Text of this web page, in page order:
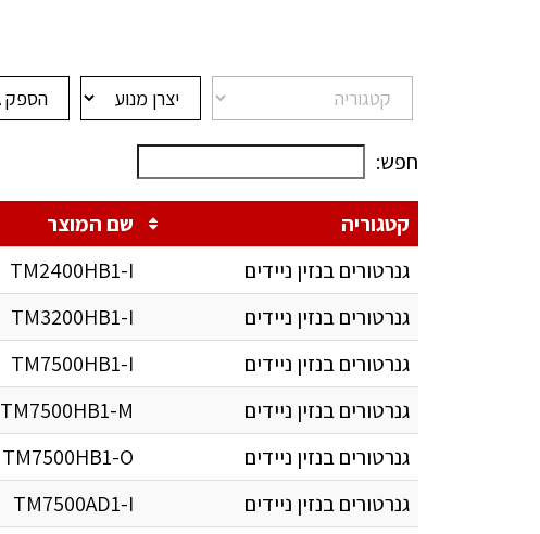
חפש:
קטגוריה שם המוצר
גנרטורים בנזין ניידים
TM2400HB1-I
גנרטורים בנזין ניידים
TM3200HB1-I
גנרטורים בנזין ניידים
TM7500HB1-I
גנרטורים בנזין ניידים
TM7500HB1-M
גנרטורים בנזין ניידים
TM7500HB1-O
גנרטורים בנזין ניידים
TM7500AD1-I